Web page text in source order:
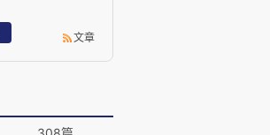
文章